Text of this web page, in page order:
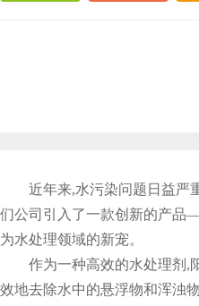
近年来,水污染问题日益严
们公司引入了一款创新的产品
为水处理领域的新宠。
作为一种高效的水处理剂,
效地去除水中的悬浮物和浑浊